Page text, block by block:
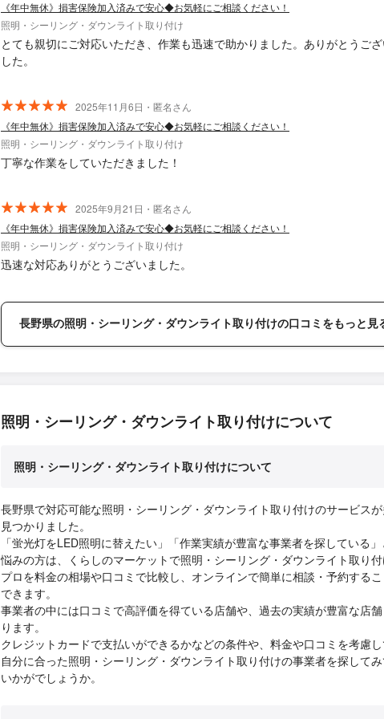
《年中無休》損害保険加入済みで安心◆お気軽にご相談ください！
照明・シーリング・ダウンライト取り付け
とても親切にご対応いただき、作業も迅速で助かりました。ありがとうご
した。
2025年11月6日・匿名さん
《年中無休》損害保険加入済みで安心◆お気軽にご相談ください！
照明・シーリング・ダウンライト取り付け
丁寧な作業をしていただきました！
2025年9月21日・匿名さん
《年中無休》損害保険加入済みで安心◆お気軽にご相談ください！
照明・シーリング・ダウンライト取り付け
迅速な対応ありがとうございました。
長野県の照明・シーリング・ダウンライト取り付けの口コミをもっと見
照明・シーリング・ダウンライト取り付けについて
照明・シーリング・ダウンライト取り付けについて
長野県で対応可能な照明・シーリング・ダウンライト取り付けのサービス
見つかりました。
「蛍光灯をLED照明に替えたい」「作業実績が豊富な事業者を探している
悩みの方は、くらしのマーケットで照明・シーリング・ダウンライト取り
プロを料金の相場や口コミで比較し、オンラインで簡単に相談・予約する
できます。
事業者の中には口コミで高評価を得ている店舗や、過去の実績が豊富な店
ります。
クレジットカードで支払いができるかなどの条件や、料金や口コミを考慮
自分に合った照明・シーリング・ダウンライト取り付けの事業者を探して
いかがでしょうか。